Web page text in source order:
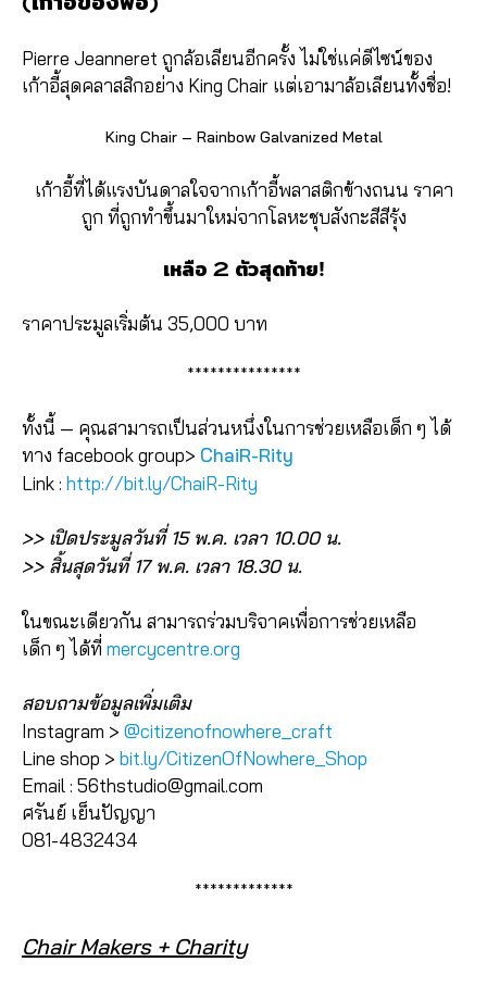
Pierre Jeanneret ถูกล้อเลียนอีกครั้ง ไม่ใช่แค่ดีไซน์ของ
เก้าอี้สุดคลาสสิกอย่าง King Chair แต่เอามาล้อเลียนทั้งชื่อ!
King Chair – Rainbow Galvanized Metal
เก้าอี้ที่ได้แรงบันดาลใจจากเก้าอี้พลาสติกข้างถนน ราคา
ถูก ที่ถูกทำขึ้นมาใหม่จากโลหะชุบสังกะสีสีรุ้ง
เหลือ 2 ตัวสุดท้าย!
ราคาประมูลเริ่มต้น 35,000 บาท
***************
ทั้งนี้ — คุณสามารถเป็นส่วนหนึ่งในการช่วยเหลือเด็ก ๆ ได้
ทาง facebook group> ChaiR-Rity
Link :http://bit.ly/ChaiR-Rity
>> เปิดประมูลวันที่ 15 พ.ค. เวลา 10.00 น.
>> สิ้นสุดวันที่ 17 พ.ค. เวลา 18.30 น.
ในขณะเดียวกัน สามารถร่วมบริจาคเพื่อการช่วยเหลือ
เด็ก ๆ ได้ที่mercycentre.org
สอบถามข้อมูลเพิ่มเติม
Instagram >@citizenofnowhere_craft
Line shop >bit.ly/CitizenOfNowhere_Shop
Email : 56thstudio@gmail.com
ศรันย์ เย็นปัญญา
081-4832434
*************
Chair Makers + Charity